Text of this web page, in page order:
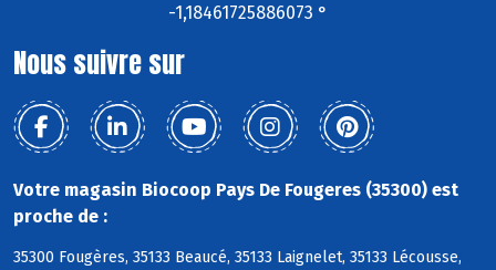
-1,18461725886073 °
Nous suivre sur
Votre magasin Biocoop Pays De Fougeres (35300) est
proche de :
35300 Fougères, 35133 Beaucé, 35133 Laignelet, 35133 Lécousse,